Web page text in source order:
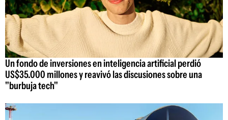
Un fondo de inversiones en inteligencia artificial perdió
US$35.000 millones y reavivó las discusiones sobre una
"burbuja tech"